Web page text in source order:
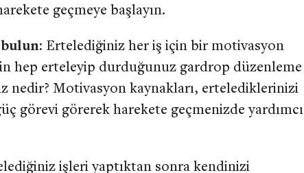
geçmeye başlayın.
Ertelediğiniz her iş için bir motivasyon
hep erteleyip durduğunuz gardrop düzenleme
nedir? Motivasyon kaynakları, ertelediklerinizi
görevi görerek harekete geçmenizde yardımcı
işleri yaptıktan sonra kendinizi